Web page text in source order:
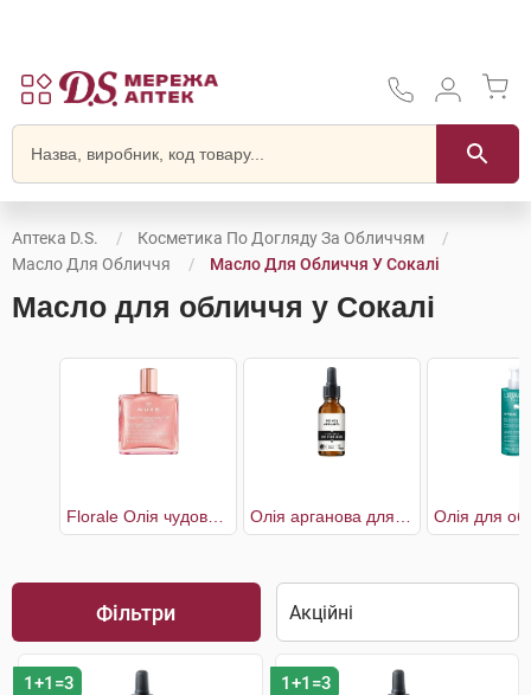
Аптека D.S.
Косметика По Догляду За Обличчям
Масло Для Обличчя
Масло Для Обличчя У Сокалі
Масло для обличчя у Сокалі
Фільтри
1+1=3 1+1=3